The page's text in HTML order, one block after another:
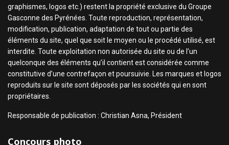
graphismes, logos etc.) restent la propriété exclusive du Groupe
Gasconne des Pyrénées. Toute reproduction, représentation,
modification, publication, adaptation de tout ou partie des
éléments du site, quel que soit le moyen ou le procédé utilisé, est
interdite. Toute exploitation non autorisée du site ou de l’un
quelconque des éléments qu’il contient est considérée comme
constitutive d’une contrefaçon et poursuivie. Les marques et logos
reproduits sur le site sont déposés par les sociétés qui en sont
propriétaires.
Responsable de publication : Christian Asna, Président
Concours photo